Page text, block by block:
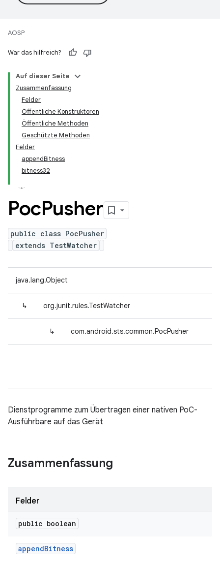
AOSP
War das hilfreich?
Auf dieser Seite
Zusammenfassung
Felder
Öffentliche Konstruktoren
Öffentliche Methoden
Geschützte Methoden
Felder
appendBitness
bitness32
PocPusher
public class PocPusher
extends TestWatcher
java.lang.Object
↳ org.junit.rules.TestWatcher
↳ com.android.sts.common.PocPusher
Dienstprogramme zum Übertragen einer nativen PoC-
Ausführbare auf das Gerät
Zusammenfassung
Felder
public boolean
appendBitness